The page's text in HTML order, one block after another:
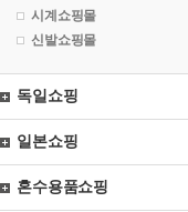
시계쇼핑몰
신발쇼핑몰
독일쇼핑
일본쇼핑
혼수용품쇼핑